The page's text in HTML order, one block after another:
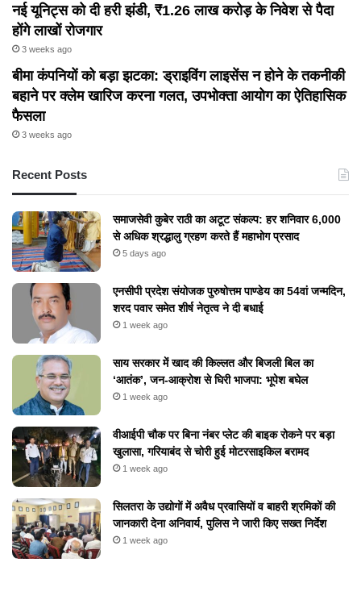
नई यूनिट्स को दी हरी झंडी, ₹1.26 लाख करोड़ के निवेश से पैदा
होंगे लाखों रोजगार
3 weeks ago
बीमा कंपनियों को बड़ा झटका: ड्राइविंग लाइसेंस न होने के तकनीकी
बहाने पर क्लेम खारिज करना गलत, उपभोक्ता आयोग का ऐतिहासिक
फैसला
3 weeks ago
Recent Posts
समाजसेवी कुबेर राठी का अटूट संकल्प: हर शनिवार 6,000
से अधिक श्रद्धालु ग्रहण करते हैं महाभोग प्रसाद
5 days ago
एनसीपी प्रदेश संयोजक पुरुषोत्तम पाण्डेय का 54वां जन्मदिन,
शरद पवार समेत शीर्ष नेतृत्व ने दी बधाई
1 week ago
​साय सरकार में खाद की किल्लत और बिजली बिल का
‘आतंक’, जन-आक्रोश से घिरी भाजपा: भूपेश बघेल
1 week ago
वीआईपी चौक पर बिना नंबर प्लेट की बाइक रोकने पर बड़ा
खुलासा, गरियाबंद से चोरी हुई मोटरसाइकिल बरामद
1 week ago
सिलतरा के उद्योगों में अवैध प्रवासियों व बाहरी श्रमिकों की
जानकारी देना अनिवार्य, पुलिस ने जारी किए सख्त निर्देश
1 week ago